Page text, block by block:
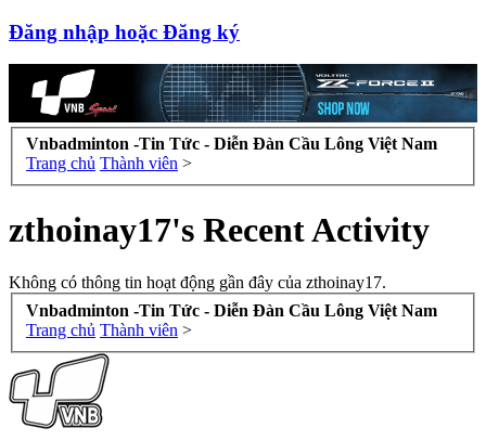
Đăng nhập hoặc Đăng ký
Vnbadminton -Tin Tức - Diễn Đàn Cầu Lông Việt Nam
Trang chủ Thành viên >
zthoinay17's Recent Activity
Không có thông tin hoạt động gần đây của zthoinay17.
Vnbadminton -Tin Tức - Diễn Đàn Cầu Lông Việt Nam
Trang chủ Thành viên >